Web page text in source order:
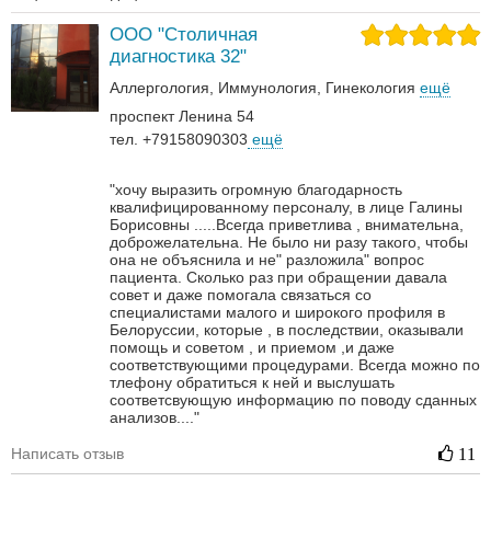
ООО "Столичная
диагностика 32"
Аллергология Иммунология Гинекология ещё
проспект Ленина 54
тел. +79158090303 ещё
"хочу выразить огромную благодарность
квалифицированному персоналу, в лице Галины
Борисовны .....Всегда приветлива , внимательна,
доброжелательна. Не было ни разу такого, чтобы
она не объяснила и не" разложила" вопрос
пациента. Сколько раз при обращении давала
совет и даже помогала связаться со
специалистами малого и широкого профиля в
Белоруссии, которые , в последствии, оказывали
помощь и советом , и приемом ,и даже
соответствующими процедурами. Всегда можно по
тлефону обратиться к ней и выслушать
соответсвующую информацию по поводу сданных
анализов...."
Написать отзыв 11